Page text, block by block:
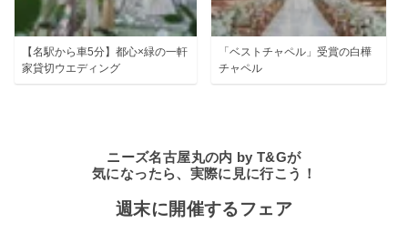
【名駅から車5分】都心×緑の一軒
家貸切ウエディング
「ベストチャペル」受賞の白樺
チャペル
ニーズ名古屋丸の内 by T&Gが
気になったら、実際に見に行こう！
週末に開催するフェア